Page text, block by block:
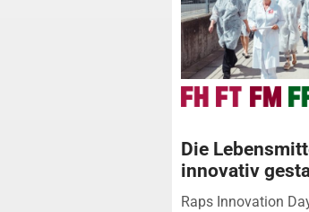
Die
innovativ
Raps Innovation